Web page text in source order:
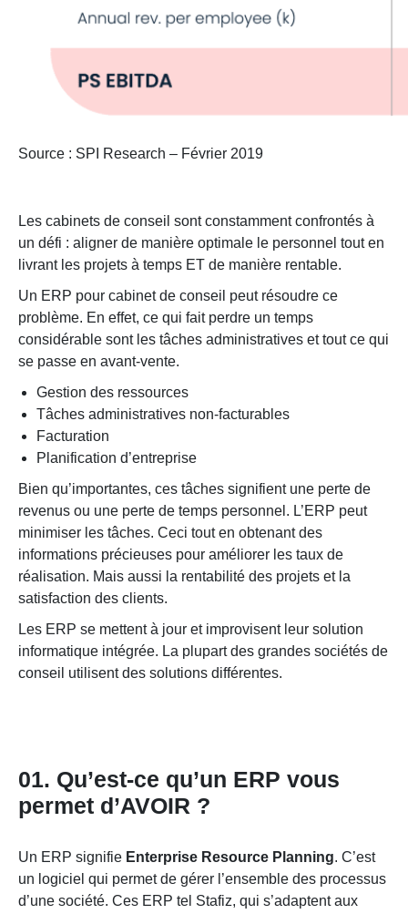
Source : SPI Research – Février 2019
Les cabinets de conseil sont constamment confrontés à
un défi : aligner de manière optimale le personnel tout en
livrant les projets à temps ET de manière rentable.
Un ERP pour cabinet de conseil peut résoudre ce
problème. En effet, ce qui fait perdre un temps
considérable sont les tâches administratives et tout ce qui
se passe en avant-vente.
Gestion des ressources
Tâches administratives non-facturables
Facturation
Planification d’entreprise
Bien qu’importantes, ces tâches signifient une perte de
revenus ou une perte de temps personnel. L’ERP peut
minimiser les tâches. Ceci tout en obtenant des
informations précieuses pour améliorer les taux de
réalisation. Mais aussi la rentabilité des projets et la
satisfaction des clients.
Les ERP se mettent à jour et improvisent leur solution
informatique intégrée. La plupart des grandes sociétés de
conseil utilisent des solutions différentes.
01. Qu’est-ce qu’un ERP vous
permet d’AVOIR ?
Un ERP signifie Enterprise Resource Planning. C’est
un logiciel qui permet de gérer l’ensemble des processus
d’une société. Ces ERP tel Stafiz, qui s’adaptent aux